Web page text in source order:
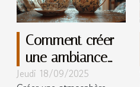
Comment créer
une ambiance
de salon de thé
Jeudi 18/09/2025